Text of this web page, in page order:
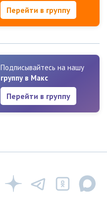
Перейти в группу
Подписывайтесь на нашу
группу в Макс
Перейти в группу